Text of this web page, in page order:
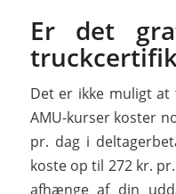
Er det
Det er ikke muligt
AMU-kurser koster
pr. dag i
koste op til 272 kr.
afhænge af din